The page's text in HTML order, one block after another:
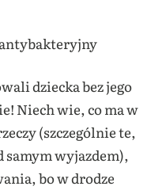
dziecka bez jego
Niech wie, co ma w
(szczególnie te,
samym wyjazdem),
bo w drodze